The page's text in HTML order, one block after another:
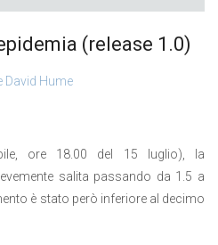
(release 1.0)
David Hume
ore 18.00 del 15 luglio), la
salita passando da 1.5 a
è stato però inferiore al decimo